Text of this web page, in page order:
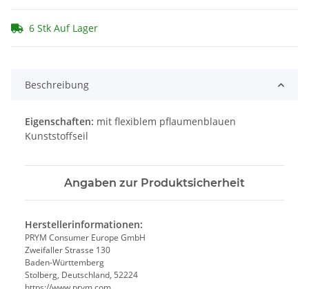
6 Stk Auf Lager
Beschreibung
Eigenschaften: mit flexiblem pflaumenblauen
Kunststoffseil
Angaben zur Produktsicherheit
Herstellerinformationen:
PRYM Consumer Europe GmbH
Zweifaller Strasse 130
Baden-Württemberg
Stolberg, Deutschland, 52224